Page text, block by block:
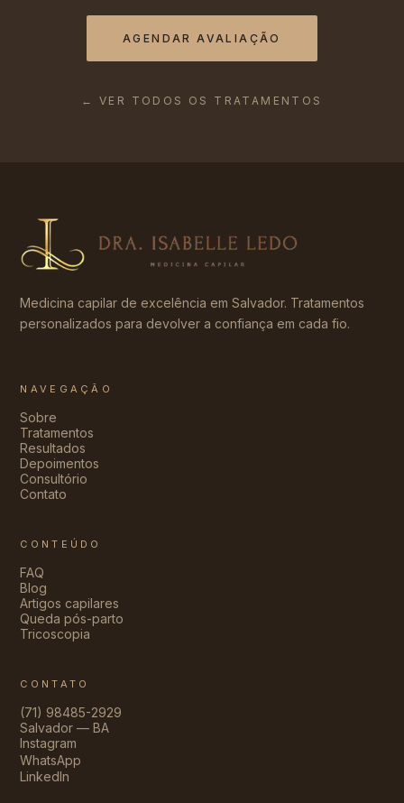
AGENDAR AVALIAÇÃO
← VER TODOS OS TRATAMENTOS
Medicina capilar de excelência em Salvador. Tratamentos
personalizados para devolver a confiança em cada fio.
NAVEGAÇÃO
Sobre
Tratamentos
Resultados
Depoimentos
Consultório
Contato
CONTEÚDO
FAQ
Blog
Artigos capilares
Queda pós-parto
Tricoscopia
CONTATO
(71) 98485-2929
Salvador — BA
Instagram
WhatsApp
LinkedIn